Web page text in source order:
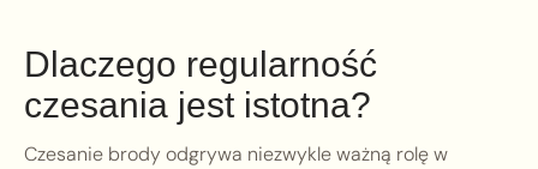
Dlaczego regularność
czesania jest istotna?
Czesanie brody odgrywa niezwykle ważną rolę w